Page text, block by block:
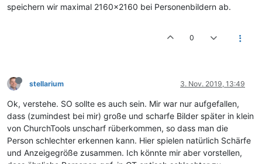
speichern wir maximal 2160x2160 bei Personenbildern ab.
0
stellarium 3. Nov. 2019, 13:49
Ok, verstehe. SO sollte es auch sein. Mir war nur aufgefallen,
dass (zumindest bei mir) große und scharfe Bilder später in klein
von ChurchTools unscharf rüberkommen, so dass man die
Person schlechter erkennen kann. Hier spielen natürlich Schärfe
und Anzeigegröße zusammen. Ich könnte mir aber vorstellen,